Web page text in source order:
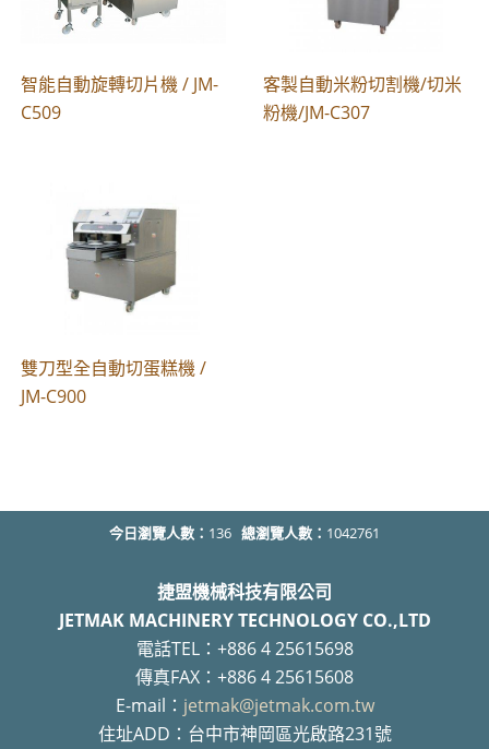
智能自動旋轉切片機 / JM-
C509
客製自動米粉切割機/切米
粉機/JM-C307
雙刀型全自動切蛋糕機 /
JM-C900
今日瀏覽人數： 136 總瀏覽人數： 1042761
捷盟機械科技有限公司
JETMAK MACHINERY TECHNOLOGY CO.,LTD
電話TEL：+886 4 25615698
傳真FAX：+886 4 25615608
E-mail： jetmak@jetmak.com.tw
住址ADD：台中市神岡區光啟路231號